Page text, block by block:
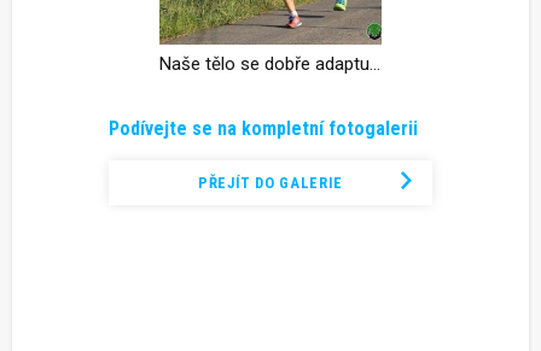
Podívejte se na kompletní fotogalerii
PŘEJÍT DO GALERIE